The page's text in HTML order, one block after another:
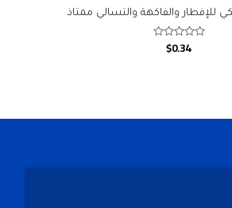
للإفطار والفاكهة والتسالي ممتاذ
Rated
$0.34